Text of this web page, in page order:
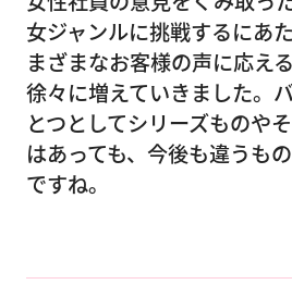
女ジャンルに挑戦するにあ
まざまなお客様の声に応え
徐々に増えていきました。
とつとしてシリーズものや
はあっても、今後も違うも
ですね。